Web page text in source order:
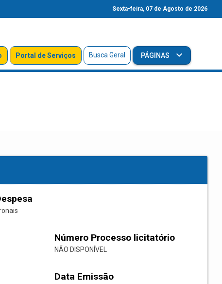
Sexta-feira, 07 de Agosto de 2026
Portal de Serviços Busca Geral PÁGINAS
Número Processo licitatório
NÃO DISPONÍVEL
Data Emissão